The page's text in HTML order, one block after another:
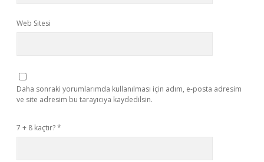
Web Sitesi
Daha sonraki yorumlarımda kullanılması için adım, e-posta adresim
ve site adresim bu tarayıcıya kaydedilsin.
7 + 8 kaçtır?*